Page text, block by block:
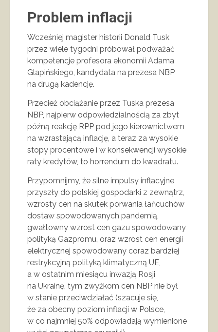
Problem inflacji
Wcześniej magister historii Donald Tusk
przez wiele tygodni próbował podważać
kompetencje profesora ekonomii Adama
Glapińskiego, kandydata na prezesa NBP
na drugą kadencję.
Przecież obciążanie przez Tuska prezesa
NBP, najpierw odpowiedzialnością za zbyt
późną reakcję RPP pod jego kierownictwem
na wzrastającą inflację, a teraz za wysokie
stopy procentowe i w konsekwencji wysokie
raty kredytów, to horrendum do kwadratu.
Przypomnijmy, że silne impulsy inflacyjne
przyszły do polskiej gospodarki z zewnątrz,
wzrosty cen na skutek porwania łańcuchów
dostaw spowodowanych pandemią,
gwałtowny wzrost cen gazu spowodowany
polityką Gazpromu, oraz wzrost cen energii
elektrycznej spowodowany coraz bardziej
restrykcyjną polityką klimatyczną UE,
a w ostatnim miesiącu inwazją Rosji
na Ukrainę, tym zwyżkom cen NBP nie był
w stanie przeciwdziałać (szacuje się,
że za obecny poziom inflacji w Polsce,
w co najmniej 50% odpowiadają wymienione